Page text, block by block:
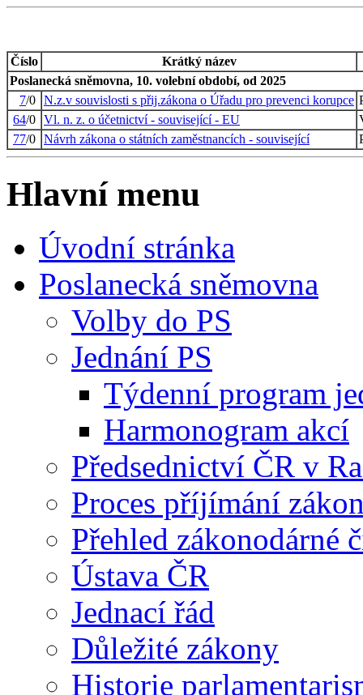
Číslo
Krátký název
Poslanecká sněmovna, 10. volební období, od 2025
7/0 N.z.v souvislosti s přij.zákona o Úřadu pro prevenci korupce
64/0 Vl. n. z. o účetnictví - související - EU
77/0 Návrh zákona o státních zaměstnancích - související
Hlavní menu
Úvodní stránka
Poslanecká sněmovna
Volby do PS
Jednání PS
Týdenní program
Harmonogram akcí
Předsednictví ČR v
Proces příjímání
Přehled zákonodárné
Ústava ČR
Jednací řád
Důležité zákony
Historie